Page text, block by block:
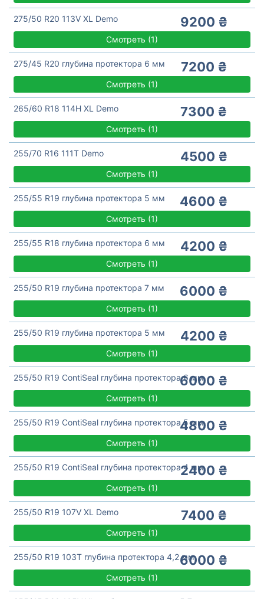
275/50 R20 113V XL Demo 9200 ₴
Смотреть (1)
275/45 R20 глубина протектора 6 мм 7200 ₴
Смотреть (1)
265/60 R18 114H XL Demo 7300 ₴
Смотреть (1)
255/70 R16 111T Demo 4500 ₴
Смотреть (1)
255/55 R19 глубина протектора 5 мм 4600 ₴
Смотреть (1)
255/55 R18 глубина протектора 6 мм 4200 ₴
Смотреть (1)
255/50 R19 глубина протектора 7 мм 6000 ₴
Смотреть (1)
255/50 R19 глубина протектора 5 мм 4200 ₴
Смотреть (1)
255/50 R19 ContiSeal глубина протектора 6 мм6000 ₴
Смотреть (1)
255/50 R19 ContiSeal глубина протектора 5 мм4800 ₴
Смотреть (1)
255/50 R19 ContiSeal глубина протектора 4 мм2400 ₴
Смотреть (1)
255/50 R19 107V XL Demo 7400 ₴
Смотреть (1)
255/50 R19 103T глубина протектора 4,2 мм6000 ₴
Смотреть (1)